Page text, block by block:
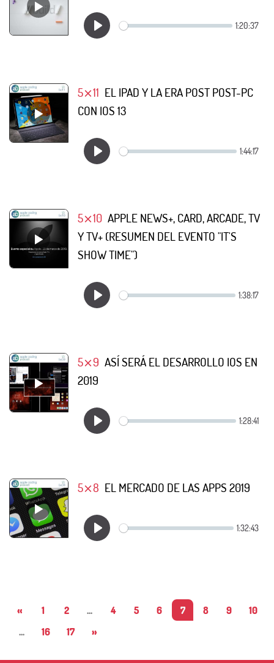
5⨯11 EL IPAD Y LA ERA POST POST-PC
CON IOS 13
5⨯10 APPLE NEWS+, CARD, ARCADE, TV
Y TV+ (RESUMEN DEL EVENTO "IT'S
SHOW TIME")
5⨯9 ASÍ SERÁ EL DESARROLLO IOS EN
2019
5⨯8 EL MERCADO DE LAS APPS 2019
« 1 2 ... 4 5 6 7 8 9
10
...
16 17 »